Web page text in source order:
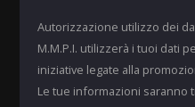
Autorizzazione utilizzo dei
M.M.P.I. utilizzerà i tuoi dati
iniziative legate alla
Le tue informazioni saranno